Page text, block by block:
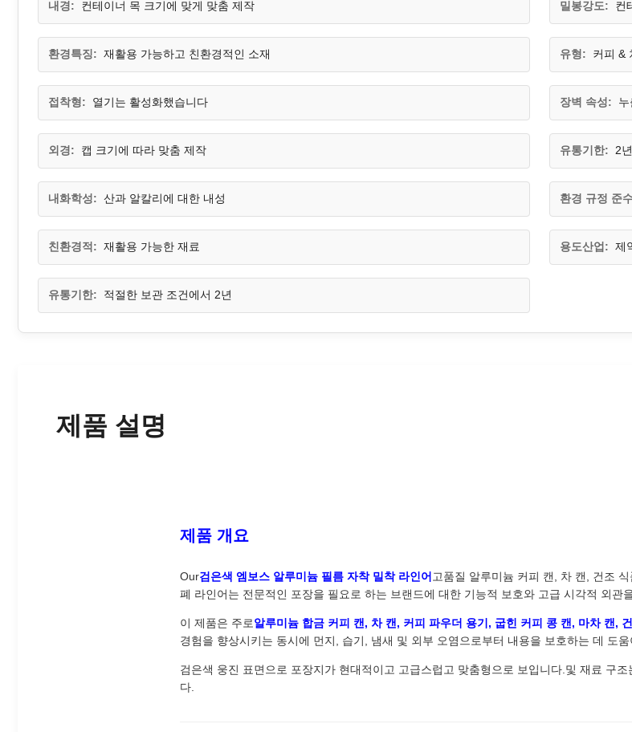
내경: 컨테이너 목 크기에 맞게 맞춤 제작 밀봉강도: 컨
환경특징: 재활용 가능하고 친환경적인 소재 유형: 커피 &
접착형: 열기는 활성화했습니다 장벽 속성:
외경: 캡 크기에 따라 맞춤 제작 유통기한: 2년
내화학성: 산과 알칼리에 대한 내성 환경 규정 준
친환경적: 재활용 가능한 재료 용도산업: 제
유통기한: 적절한 보관 조건에서 2년
제품 설명
제품 개요
Our검은색 엠보스 알루미늄 필름 자착 밀착 라인어 고품질 알루미늄 커피 캔, 차 캔, 건조
폐 라인어는 전문적인 포장을 필요로 하는 브랜드에 대한 기능적 보호와 고급 시각적 외관
이 제품은 주로알루미늄 합금 커피 캔, 차 캔, 커피 파우더 용기, 굽힌 커피 콩 캔, 마차 캔,
경험을 향상시키는 동시에 먼지, 습기, 냄새 및 외부 오염으로부터 내용을 보호하는 데 도움
검은색 웅진 표면으로 포장지가 현대적이고 고급스럽고 맞춤형으로 보입니다.및 재료 구
다.